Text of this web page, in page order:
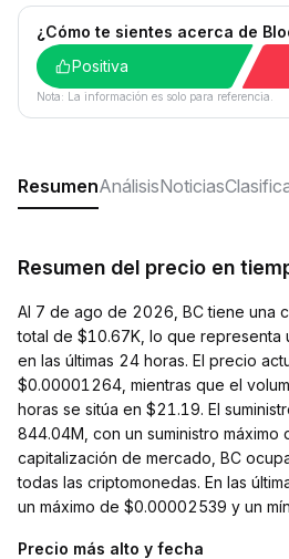
¿Cómo te sientes acerca de
Positiva
Nota: La información es solo para referencia.
ResumenAnálisisNoticias
Resumen del precio en
Al 7 de ago de 2026, BC tiene una
total de $10.67K, lo que
en las últimas 24 horas. El precio
$0.00001264, mientras que el
horas se sitúa en $21.19. El
844.04M, con un suministro máximo
capitalización de mercado, BC
todas las criptomonedas. En las
un máximo de $0.00002539 y un
Precio más alto y fecha